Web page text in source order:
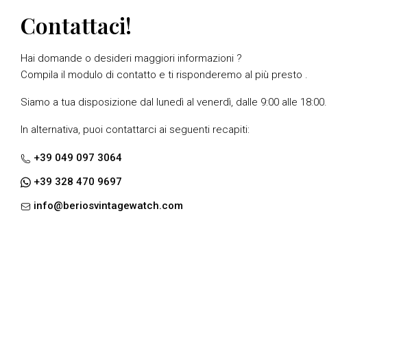
Contattaci!
Hai domande o desideri maggiori informazioni ?
Compila il modulo di contatto e ti risponderemo al più presto .
Siamo a tua disposizione dal lunedì al venerdì, dalle 9:00 alle 18:00.
In alternativa, puoi contattarci ai seguenti recapiti:
+39 049 097 3064
+39 328 470 9697
info@beriosvintagewatch.com